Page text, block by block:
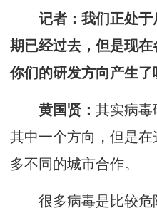
记者 ： 我们正处于
期已经过去，但是现
你们的研发方向产生了
黄国贤： 其实病毒
其中一个方向，但是
多不同的城市合作。
很多病毒是比较危